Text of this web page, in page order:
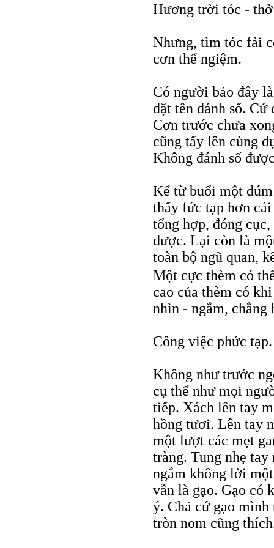
Hương trời tóc -
Nhưng, tìm tóc fải
cơn thể ngiệm.
Có người bảo đây
đặt tên đánh số. Cứ
Cơn trước chưa
cũng tấy lên cùng
Không đánh số
Kể từ buổi một
thấy fức tạp hơn
tổng hợp, đóng
được. Lại còn là
toàn bộ ngũ quan,
Một cực thèm có
cao của thèm có
nhìn - ngắm,
Công việc phức
Không như trước
cụ thể như mọi
tiếp. Xách lên tay
hồng tươi. Lên tay
một lượt các mẹt
tràng. Tung nhẹ
ngắm không lời
vẫn là gạo. Gạo có
ý. Chả cứ gạo
tròn nom cũng